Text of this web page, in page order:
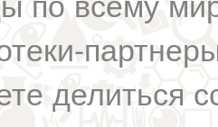
делиться